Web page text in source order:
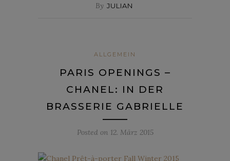
By JULIAN
ALLGEMEIN
PARIS OPENINGS –
CHANEL: IN DER
BRASSERIE GABRIELLE
Posted on 12. März 2015